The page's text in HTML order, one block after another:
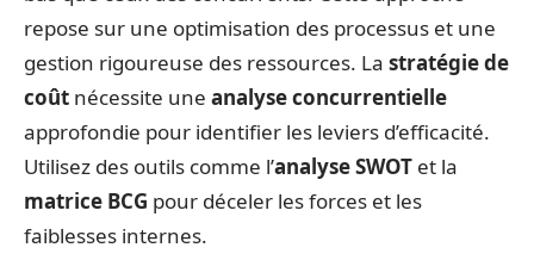
repose sur une optimisation des processus et une
gestion rigoureuse des ressources. La stratégie de
coût nécessite une analyse concurrentielle
approfondie pour identifier les leviers d’efficacité.
Utilisez des outils comme l’analyse SWOT et la
matrice BCG pour déceler les forces et les
faiblesses internes.